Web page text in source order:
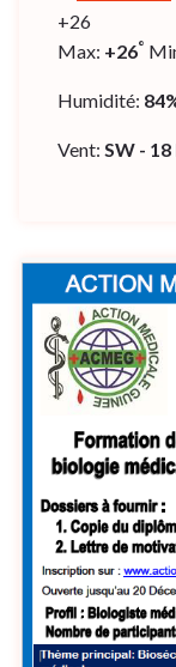
+26
Max: +26°
Humidité:
Vent: SW - 18